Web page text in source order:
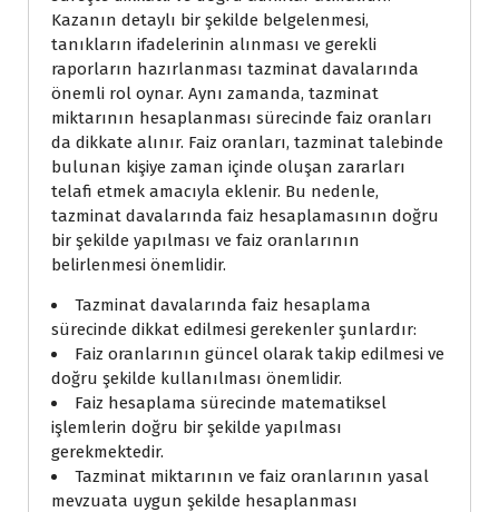
Kazanın detaylı bir şekilde belgelenmesi,
tanıkların ifadelerinin alınması ve gerekli
raporların hazırlanması tazminat davalarında
önemli rol oynar. Aynı zamanda, tazminat
miktarının hesaplanması sürecinde faiz oranları
da dikkate alınır. Faiz oranları, tazminat talebinde
bulunan kişiye zaman içinde oluşan zararları
telafi etmek amacıyla eklenir. Bu nedenle,
tazminat davalarında faiz hesaplamasının doğru
bir şekilde yapılması ve faiz oranlarının
belirlenmesi önemlidir.
Tazminat davalarında faiz hesaplama
sürecinde dikkat edilmesi gerekenler şunlardır:
Faiz oranlarının güncel olarak takip edilmesi ve
doğru şekilde kullanılması önemlidir.
Faiz hesaplama sürecinde matematiksel
işlemlerin doğru bir şekilde yapılması
gerekmektedir.
Tazminat miktarının ve faiz oranlarının yasal
mevzuata uygun şekilde hesaplanması